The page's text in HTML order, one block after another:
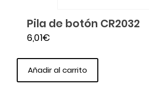
Pila de botón CR2032
6,01€
Añadir al carrito